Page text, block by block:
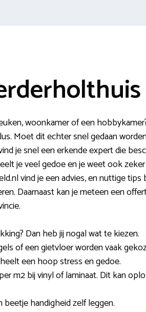
woonkamer of een
Moet dit echter snel gedaan
je snel een erkende expert die
je veel gedoe en je weet ook
vind je een advies, en nuttige
Daarnaast kan je meteen een
Dan heb jij nogal wat te kiezen.
of een gietvloer worden vaak
een hoop stress en gedoe.
m2 bij vinyl of laminaat. Dit kan
handigheid zelf leggen.